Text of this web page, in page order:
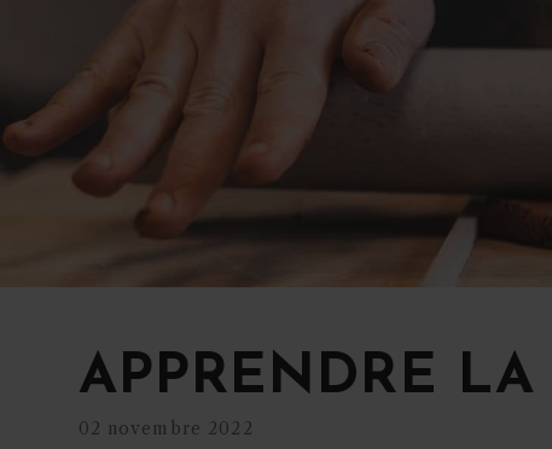
APPRENDRE LA
02 novembre 2022